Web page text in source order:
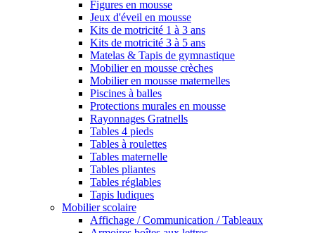
Figures en mousse
Jeux d'éveil en mousse
Kits de motricité 1 à 3 ans
Kits de motricité 3 à 5 ans
Matelas & Tapis de gymnastique
Mobilier en mousse crèches
Mobilier en mousse maternelles
Piscines à balles
Protections murales en mousse
Rayonnages Gratnells
Tables 4 pieds
Tables à roulettes
Tables maternelle
Tables pliantes
Tables réglables
Tapis ludiques
Mobilier scolaire
Affichage / Communication / Tableaux